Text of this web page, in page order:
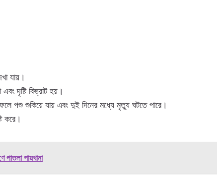
যায়।
দৃষ্টি বিভ্রাট হয়।
ফলে পশু শুকিয়ে যায় এবং দুই দিনের মধ্যে মৃত্যু ঘটতে পারে।
করে।
পাতলা পায়খানা